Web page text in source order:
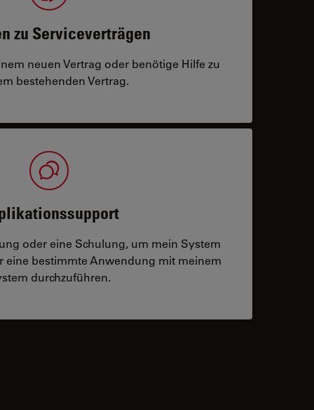
zu Serviceverträgen
neuen Vertrag oder benötige Hilfe zu
bestehenden Vertrag.
oder eine Schulung, um mein System
eine bestimmte Anwendung mit meinem
durchzuführen.